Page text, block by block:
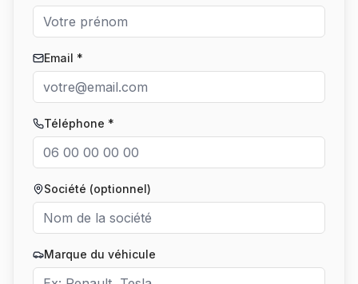
Email *
Téléphone *
Société (optionnel)
Marque du véhicule